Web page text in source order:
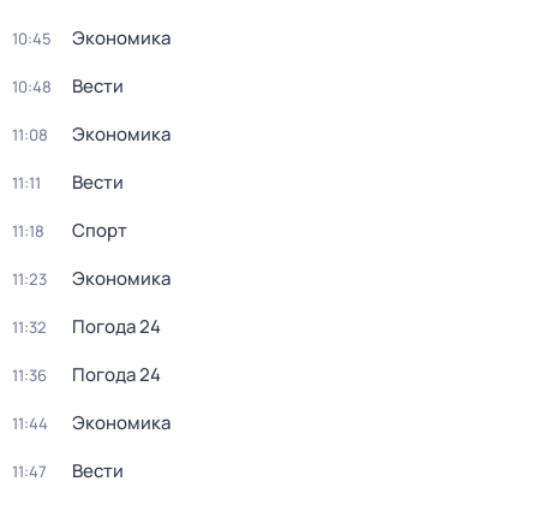
10:45 Экономика
10:48 Вести
11:08 Экономика
11:11 Вести
11:18 Спорт
11:23 Экономика
11:32 Погода 24
11:36 Погода 24
11:44 Экономика
11:47 Вести